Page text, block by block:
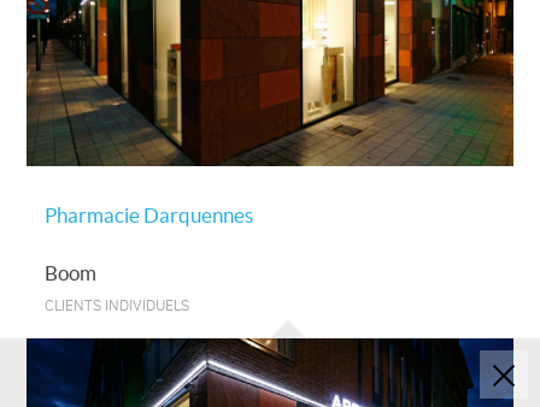
Pharmacie Darquennes
Boom
CLIENTS INDIVIDUELS